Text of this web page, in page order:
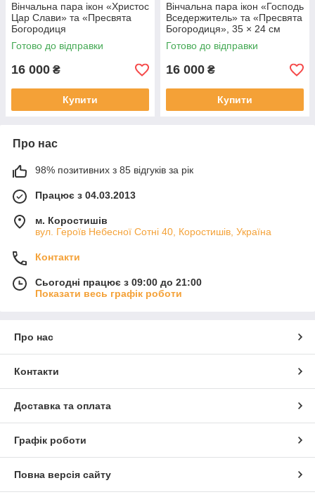
Вінчальна пара ікон «Христос
Цар Слави» та «Пресвята
Богородиця
Скоропослушниця», 35 × 24
см
Готово до відправки
16 000 ₴
Купити
Вінчальна пара ікон «Господь
Вседержитель» та «Пресвята
Богородиця», 35 × 24 см
Готово до відправки
16 000 ₴
Купити
Про нас
98% позитивних з 85 відгуків за рік
Працює з 04.03.2013
м. Коростишів
вул. Героїв Небесної Сотні 40, Коростишів, Україна
Контакти
Сьогодні працює з 09:00 до 21:00
Показати весь графік роботи
Про нас
Контакти
Доставка та оплата
Графік роботи
Повна версія сайту